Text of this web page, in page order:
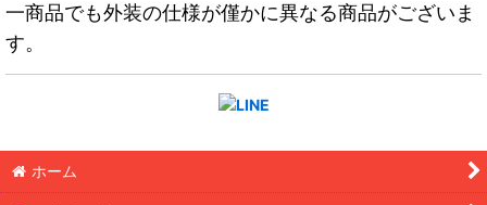
一商品でも外装の仕様が僅かに異なる商品がございま
す。
ホーム